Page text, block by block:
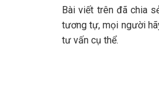
Bài viết trên đã chia
tương tự, mọi người
tư vấn cụ thể.